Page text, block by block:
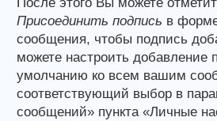
После этого Вы можете
Присоединить подпись в
сообщения, чтобы подпись
можете настроить добавление
умолчанию ко всем вашим
соответствующий выбор в
сообщений» пункта «Личные